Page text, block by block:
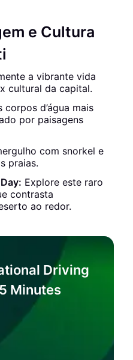
e Cultura
a vibrante vida
cultural da capital.
corpos d’água mais
por paisagens
com snorkel e
praias.
Explore este raro
contrasta
ao redor.
Driving
Minutes